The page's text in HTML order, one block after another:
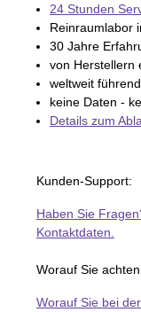
24 Stunden
Reinraumlabor
30 Jahre
von Herstellern
weltweit
keine Daten -
Details zum
Kunden-Support:
Haben Sie
Kontaktdaten.
Worauf Sie
Worauf Sie bei